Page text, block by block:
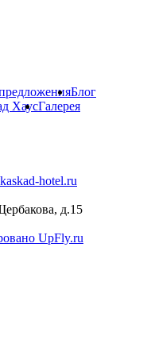
Блог
ХаусГалерея
hotel.ru
д.15
UpFly.ru